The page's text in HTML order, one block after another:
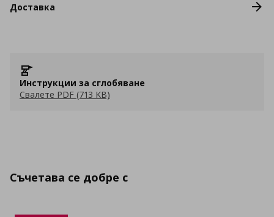
Доставка
Инструкции за сглобяване
Свалете PDF (713 KB)
Съчетава се добре с